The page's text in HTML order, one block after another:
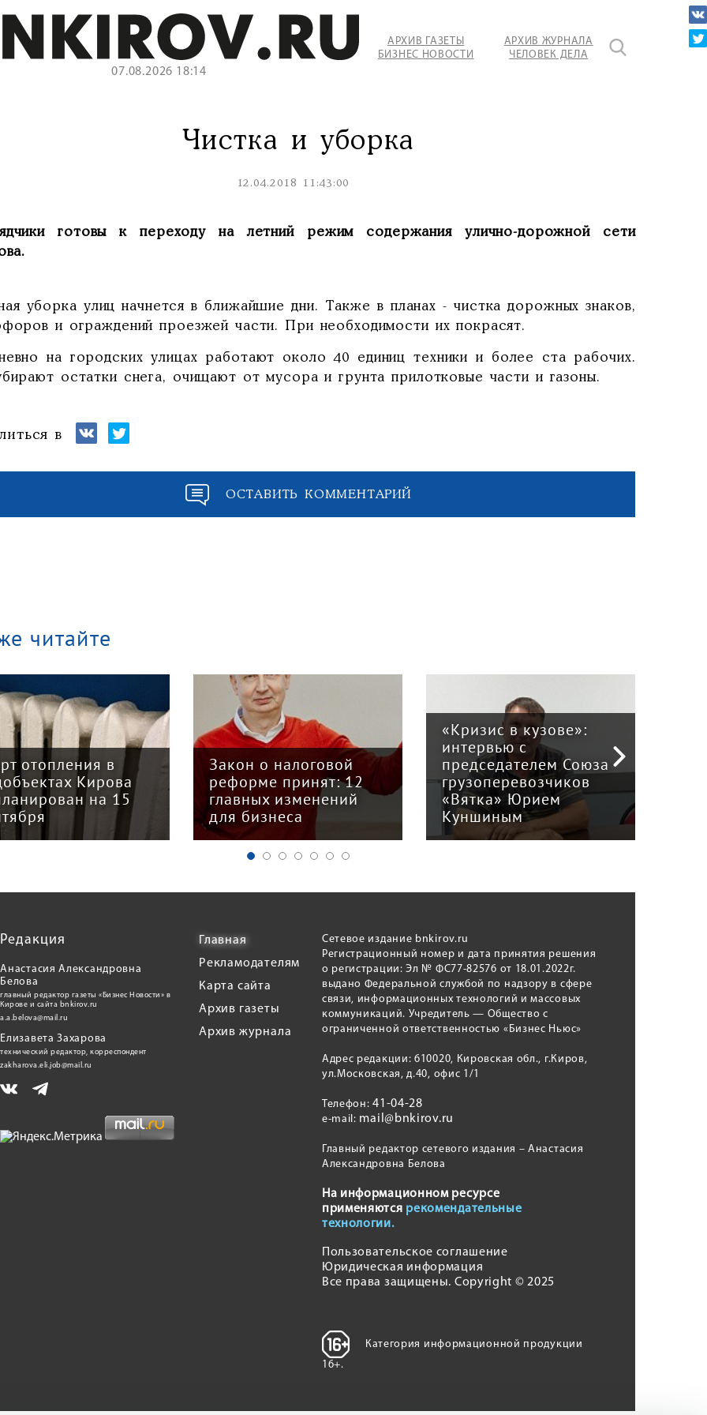
07.08.2026 18:14
АРХИВ ГАЗЕТЫ
БИЗНЕС НОВОСТИ
АРХИВ ЖУРНАЛА
ЧЕЛОВЕК ДЕЛА
Чистка и уборка
12.04.2018 11:43:00
готовы к переходу на летний режим содержания улично-дорожной сети
уборка улиц начнется в ближайшие дни. Также в планах - чистка дорожных знаков,
и ограждений проезжей части. При необходимости их покрасят.
на городских улицах работают около 40 единиц техники и более ста рабочих.
остатки снега, очищают от мусора и грунта прилотковые части и газоны.
в
ОСТАВИТЬ КОММЕНТАРИЙ
читайте
отопления в
Кирова
на 15
Закон о налоговой
реформе принят: 12
главных изменений
для бизнеса
«Кризис в кузове»:
интервью с
председателем Союза
грузоперевозчиков
«Вятка» Юрием
Куншиным
Редакция
Анастасия Александровна
Белова
главный редактор газеты «Бизнес Новости» в
Кирове и сайта bnkirov.ru
a.a.belova@mail.ru
Елизавета Захарова
технический редактор, корреспондент
zakharova.eli.job@mail.ru
Главная
Рекламодателям
Карта сайта
Архив газеты
Архив журнала
Сетевое издание bnkirov.ru
Регистрационный номер и дата принятия решения
о регистрации: Эл № ФС77-82576 от 18.01.2022г.
выдано Федеральной службой по надзору в сфере
связи, информационных технологий и массовых
коммуникаций. Учредитель — Общество с
ограниченной ответственностью «Бизнес Ньюс»
Адрес редакции: 610020, Кировская обл., г.Киров,
ул.Московская, д.40, офис 1/1
Телефон:41-04-28
e-mail: mail@bnkirov.ru
Главный редактор сетевого издания – Анастасия
Александровна Белова
На информационном ресурсе
применяются рекомендательные
технологии.
Пользовательское соглашение
Юридическая информация
Все права защищены. Copyright © 2025
Категория информационной продукции
16+.